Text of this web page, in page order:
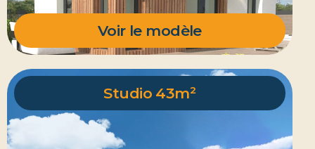
Voir le modèle
Studio 43m²